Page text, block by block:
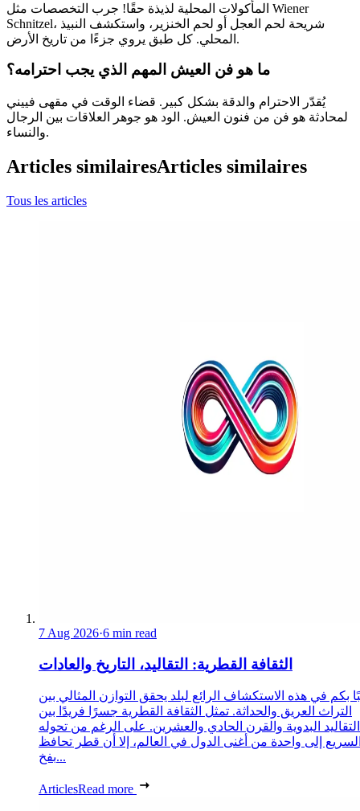
المأكولات المحلية لذيذة حقًا! جرب التخصصات مثل Wiener
Schnitzel، شريحة لحم العجل أو لحم الخنزير، واستكشف النبيذ
المحلي. كل طبق يروي جزءًا من تاريخ الأرض.
ما هو فن العيش المهم الذي يجب احترامه؟
يُقدّر الاحترام والدقة بشكل كبير. قضاء الوقت في مقهى فييني
لمحادثة هو فن من فنون العيش. الود هو جوهر العلاقات بين الرجال
والنساء.
Articles similairesArticles similaires
Tous les articles
7 Aug 2026·6 min read
الثقافة القطرية: التقاليد، التاريخ والعادات
بكم في هذه الاستكشاف الرائع لبلد يحقق التوازن المثالي بين
التراث العريق والحداثة. تمثل الثقافة القطرية جسرًا فريدًا بين
التقاليد البدوية والقرن الحادي والعشرين. على الرغم من تحوله
إلى واحدة من أغنى الدول في العالم، إلا أن قطر تحافظ
بفخ...
ArticlesRead more